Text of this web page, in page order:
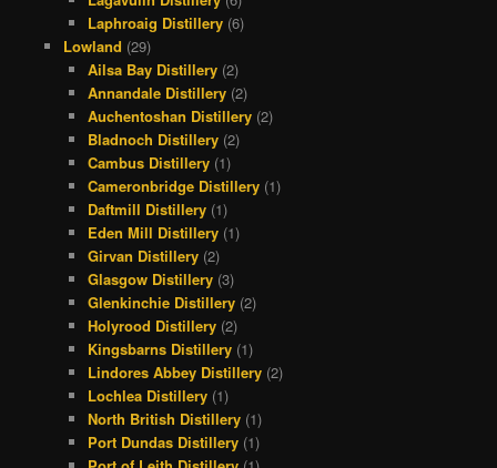
Laphroaig Distillery (6)
Lowland (29)
Ailsa Bay Distillery (2)
Annandale Distillery (2)
Auchentoshan Distillery (2)
Bladnoch Distillery (2)
Cambus Distillery (1)
Cameronbridge Distillery (1)
Daftmill Distillery (1)
Eden Mill Distillery (1)
Girvan Distillery (2)
Glasgow Distillery (3)
Glenkinchie Distillery (2)
Holyrood Distillery (2)
Kingsbarns Distillery (1)
Lindores Abbey Distillery (2)
Lochlea Distillery (1)
North British Distillery (1)
Port Dundas Distillery (1)